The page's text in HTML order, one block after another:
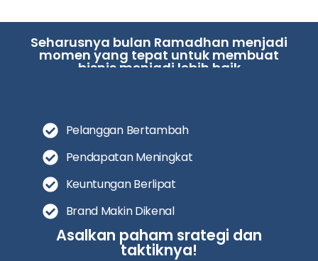
Seharusnya bulan Ramadhan menjadi
momen yang tepat untuk membuat
bisnis menjadi lebih baik
Pelanggan Bertambah
Pendapatan Meningkat
Keuntungan Berlipat
Brand Makin Dikenal
Asalkan paham srategi dan
taktiknya!